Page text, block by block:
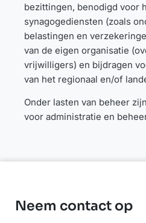
bezittingen, benodigd voor
synagogediensten (zoals
belastingen en
van de eigen organisatie
vrijwilligers) en bijdragen
van het regionaal en/of
Onder lasten van beheer
voor administratie en
Neem contact op